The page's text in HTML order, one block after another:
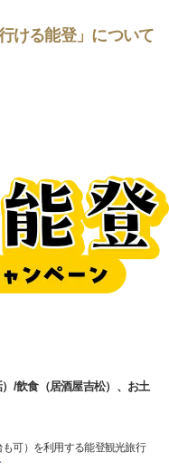
ける能登」について
/飲食（居酒屋吉松）、お土
可）を利用する能登観光旅行